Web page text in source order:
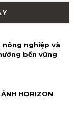
nghiệp và
bền vững
HORIZON